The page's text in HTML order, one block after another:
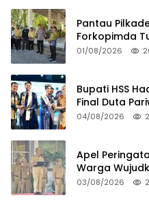
Pantau
Forkopimda
01/08/2026
Bupati HSS
Final Duta
04/08/2026
Apel
Warga
03/08/2026